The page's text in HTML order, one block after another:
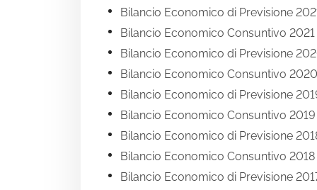
Bilancio Economico di Previsione
Bilancio Economico Consuntivo 2021
Bilancio Economico di Previsione
Bilancio Economico Consuntivo 2020
Bilancio Economico di Previsione
Bilancio Economico Consuntivo 2019
Bilancio Economico di Previsione
Bilancio Economico Consuntivo 2018
Bilancio Economico di Previsione